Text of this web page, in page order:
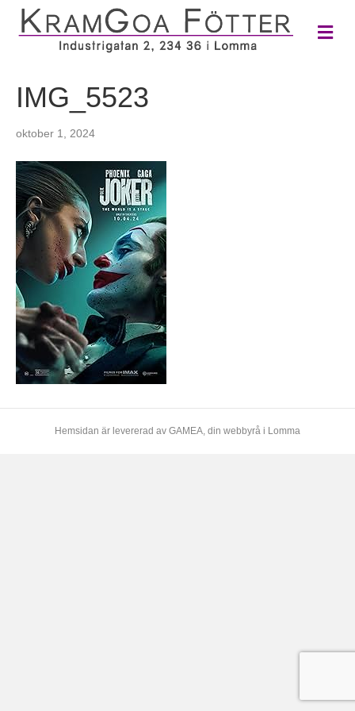
M
e
IMG_5523
oktober 1, 2024
Hemsidan är levererad av GAMEA, din webbyrå i Lomma